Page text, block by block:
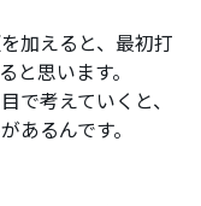
加えると、最初打
と思います。
で考えていくと、
あるんです。